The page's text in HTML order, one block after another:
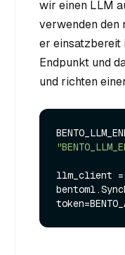
wir einen LLM
verwenden den
er einsatzbereit
Endpunkt und
und richten
llm_client =